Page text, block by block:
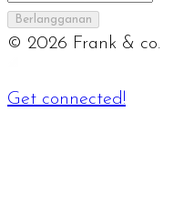
Berlangganan
© 2026 Frank & co.
Get connected!